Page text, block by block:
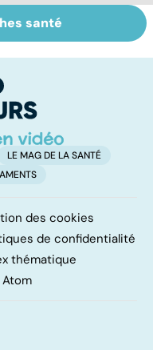
rhume, ça se
?
santé
LE MAG DE LA SANTÉ
des cookies
de confidentialité
thématique
Atom